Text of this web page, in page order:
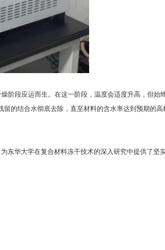
阶段应运而生。在这一阶段，温度会适度升高，但始
的结合水彻底去除，直至材料的含水率达到预期的
东华大学在复合材料冻干技术的深入研究中提供了坚